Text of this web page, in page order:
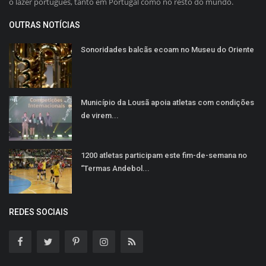
OUTRAS NOTÍCIAS
Sonoridades balcãs ecoam no Museu do Oriente
Município da Lousã apoia atletas com condições
de virem...
1200 atletas participam este fim-de-semana no
“Termas Andebol...
REDES SOCIAIS